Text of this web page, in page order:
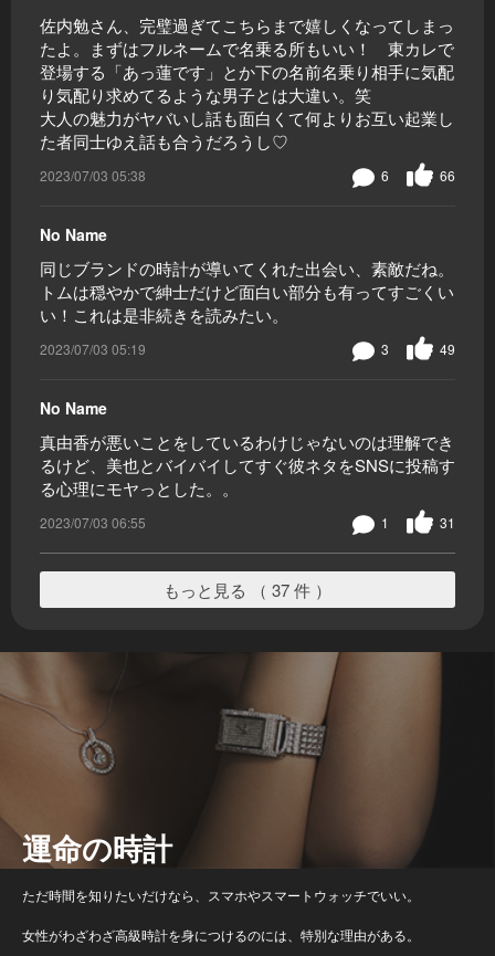
佐内勉さん、完璧過ぎてこちらまで嬉しくなってしまっ
たよ。まずはフルネームで名乗る所もいい！ 東カレで
登場する「あっ蓮です」とか下の名前名乗り相手に気配
り気配り求めてるような男子とは大違い。笑
大人の魅力がヤバいし話も面白くて何よりお互い起業し
た者同士ゆえ話も合うだろうし♡
2023/07/03 05:38 66
6
No Name
同じブランドの時計が導いてくれた出会い、素敵だね。
トムは穏やかで紳士だけど面白い部分も有ってすごくい
い！これは是非続きを読みたい。
2023/07/03 05:19 49
3
No Name
真由香が悪いことをしているわけじゃないのは理解でき
るけど、美也とバイバイしてすぐ彼ネタをSNSに投稿す
る心理にモヤっとした。。
2023/07/03 06:55 31
1
もっと見る （ 37 件 ）
運命の時計
ただ時間を知りたいだけなら、スマホやスマートウォッチでいい。
女性がわざわざ高級時計を身につけるのには、特別な理由がある。